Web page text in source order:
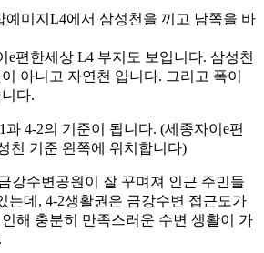
예미지L4에서 삼성천을 끼고 남쪽을 바
e편한세상 L4 부지도 보입니다. 삼성천
아니고 자연천 입니다. 그리고 폭이
다.
4-2의 기준이 됩니다. (세종자이e편
천 기준 왼쪽에 위치합니다)
강수변공원이 잘 꾸며져 인근 주민들
는데, 4-2생활권은 금강수변 접근도가
해 충분히 만족스러운 수변 생활이 가